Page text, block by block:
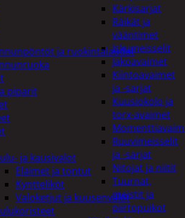
Kärkisarjat
Räikät ja
vääntimet
Iskumeisselit
Jakoavaimet
Kiintoavaimet
ja -sarjat
Kuusiokolo ja
torx-avaimet
Ruuvimeisselit
ja -sarjat
Nitojat ja niitit
Tuurnat,
meistit ja
piirtopuikot
ja ruokintalaudat
piparit
ja kausivalot
Eläimet ja tontut
Kyntteliköt
Valoketjut ja kuusenvalot